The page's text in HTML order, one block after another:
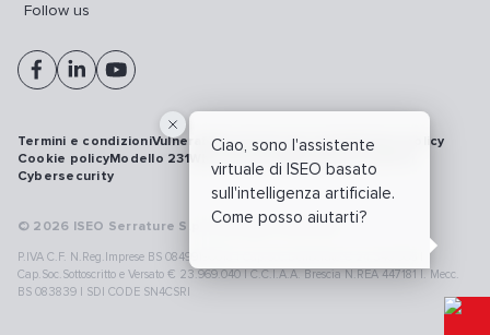
Ciao, sono l'assistente
virtuale di ISEO basato
sull'intelligenza artificiale.
Come posso aiutarti?
Follow us
© 2026 ISEO Serrature S.p.A. All right reserved
P.IVA C.F. N.Reg.Imprese BS 08499190018 | Cap.Soc.Deliberato € 24.340.965 |
Cap.Soc.Sottoscritto e Versato € 23.969.040 | C.C.I.A.A. Brescia N.REA 447181 |. Mecc.
BS 083839 | SDI CODE SN4CSRI
Termini e condizioniVulnerability disclosure policyPrivacy policy
Cookie policyModello 231WhistleblowingRichiamo prodotti
Cybersecurity